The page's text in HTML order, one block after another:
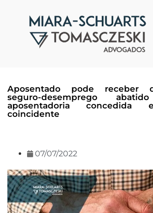
Aposentado pode receber
seguro-desemprego
aposentadoria concedida
coincidente
07/07/2022